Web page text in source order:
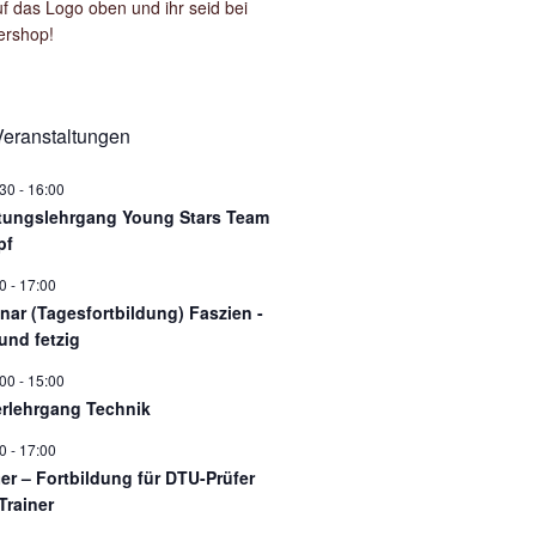
das Logo oben und ihr seid bei
- 16:00
Young Stars Team
- 17:00
(Tagesfortbildung) Faszien -
fetzig
- 15:00
Technik
- 17:00
– Fortbildung für DTU-Prüfer